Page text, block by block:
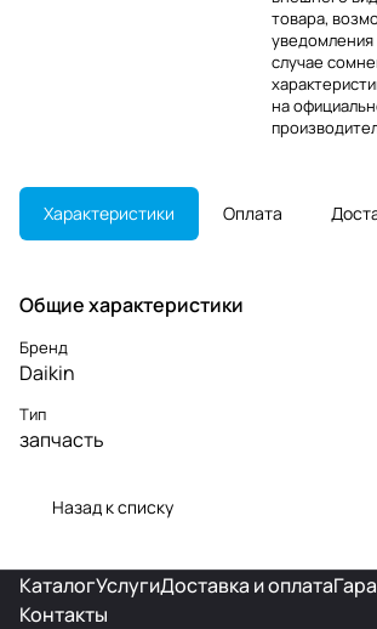
товара,
уведомления
случае
на
Характеристики Оплата
Общие характеристики
Бренд
Daikin
Тип
запчасть
Назад к списку
КаталогУслугиДоставка и оплата
Контакты